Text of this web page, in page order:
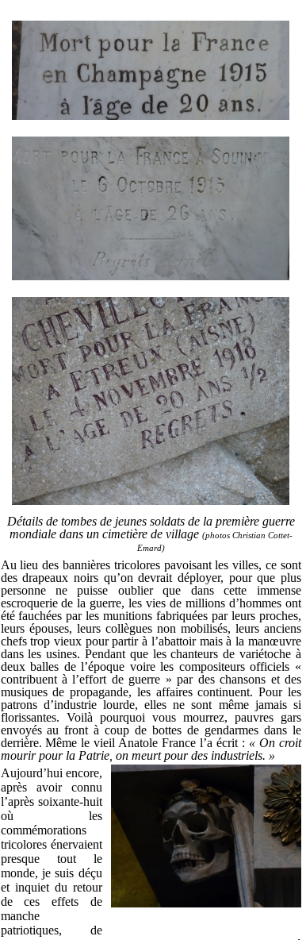
Détails de tombes de jeunes soldats de la première guerre
mondiale dans un cimetière de village (photos Christian Cottet-
Emard)
Au lieu des bannières tricolores pavoisant les villes, ce sont
des drapeaux noirs qu’on devrait déployer, pour que plus
personne ne puisse oublier que dans cette immense
escroquerie de la guerre, les vies de millions d’hommes ont
été fauchées par les munitions fabriquées par leurs proches,
leurs épouses, leurs collègues non mobilisés, leurs anciens
chefs trop vieux pour partir à l’abattoir mais à la manœuvre
dans les usines. Pendant que les chanteurs de variétoche à
deux balles de l’époque voire les compositeurs officiels «
contribuent à l’effort de guerre » par des chansons et des
musiques de propagande, les affaires continuent. Pour les
patrons d’industrie lourde, elles ne sont même jamais si
florissantes. Voilà pourquoi vous mourrez, pauvres gars
envoyés au front à coup de bottes de gendarmes dans le
derrière. Même le vieil Anatole France l’a écrit : « On croit
mourir pour la Patrie, on meurt pour des industriels. »
Aujourd’hui encore,
après avoir connu
l’après soixante-huit
où les
commémorations
tricolores énervaient
presque tout le
monde, je suis déçu
et inquiet du retour
de ces effets de
manche
patriotiques, de